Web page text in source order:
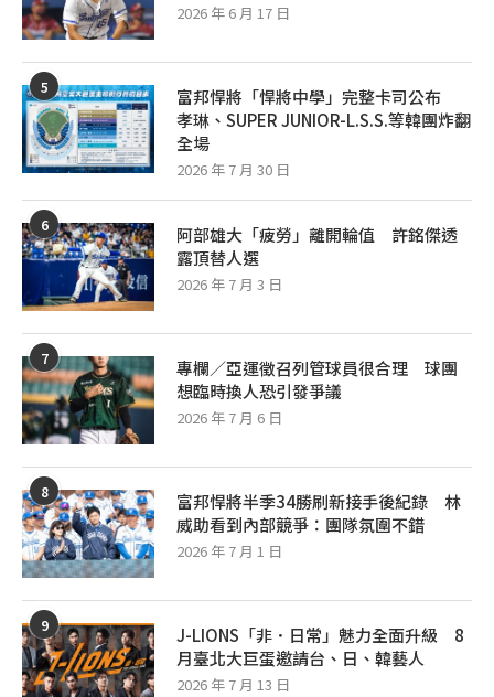
2026 年 6 月 17 日
5
富邦悍將「悍將中學」完整卡司公布
孝琳、SUPER JUNIOR-L.S.S.等韓團炸翻
全場
2026 年 7 月 30 日
6
阿部雄大「疲勞」離開輪值 許銘傑透
露頂替人選
2026 年 7 月 3 日
7
專欄／亞運徵召列管球員很合理 球團
想臨時換人恐引發爭議
2026 年 7 月 6 日
8
富邦悍將半季34勝刷新接手後紀錄 林
威助看到內部競爭：團隊氛圍不錯
2026 年 7 月 1 日
9
J-LIONS「非．日常」魅力全面升級 8
月臺北大巨蛋邀請台、日、韓藝人
2026 年 7 月 13 日